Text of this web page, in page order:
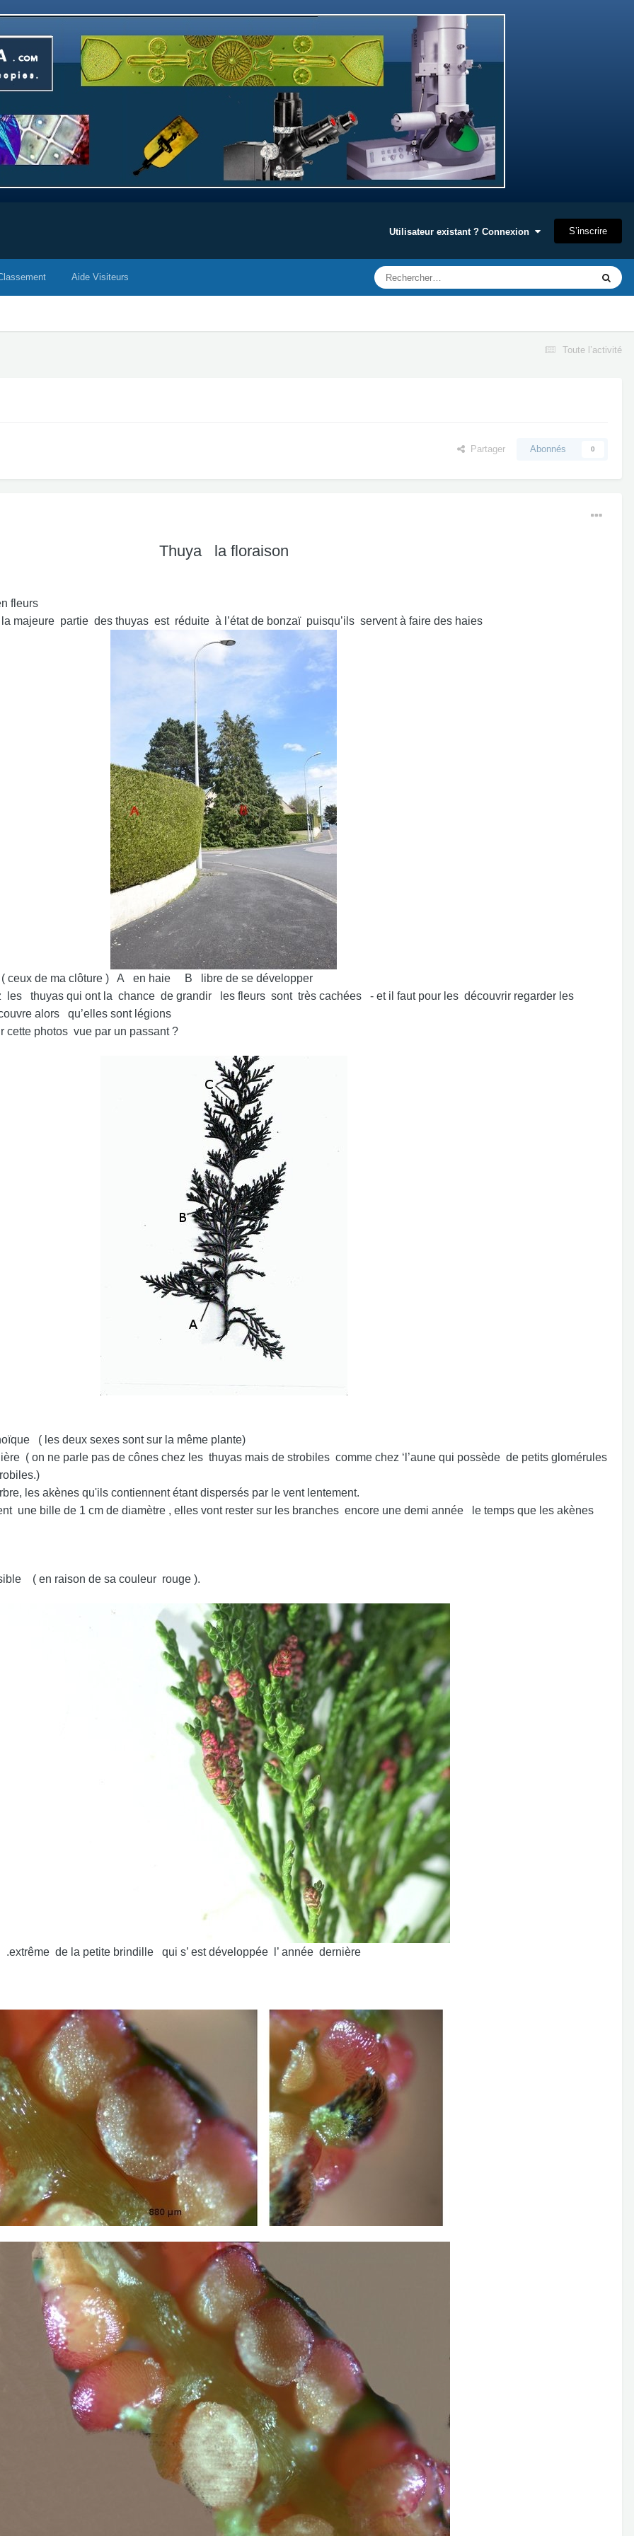
Utilisateur existant ? Connexion S’inscrire
Aide Visiteurs
Toute l’activité
Partager Abonnés 0
Thuya la floraison
fleurs
partie des thuyas est réduite à l’état de bonzaï puisqu’ils servent à faire des haies
( ceux de ma clôture ) A en haie B libre de se développer
les thuyas qui ont la chance de grandir les fleurs sont très cachées - et il faut pour les découvrir regarder les
alors qu’elles sont légions
cette photos vue par un passant ?
( les deux sexes sont sur la même plante)
( on ne parle pas de cônes chez les thuyas mais de strobiles comme chez ‘l’aune qui possède de petits glomérules
les akènes qu'ils contiennent étant dispersés par le vent lentement.
une bille de 1 cm de diamètre , elles vont rester sur les branches encore une demi année le temps que les akènes
( en raison de sa couleur rouge ).
de la petite brindille qui s’ est développée l’ année dernière